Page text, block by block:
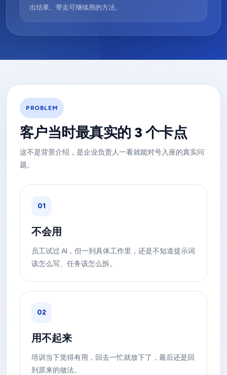
出结果、带走可继续用的方法。
PROBLEM
客户当时最真实的 3 个卡点
这不是背景介绍，是企业负责人一看就能对号入座的真实问
题。
01
不会用
员工试过 AI，但一到具体工作里，还是不知道提示词
该怎么写、任务该怎么拆。
02
用不起来
培训当下觉得有用，回去一忙就放下了，最后还是回
到原来的做法。